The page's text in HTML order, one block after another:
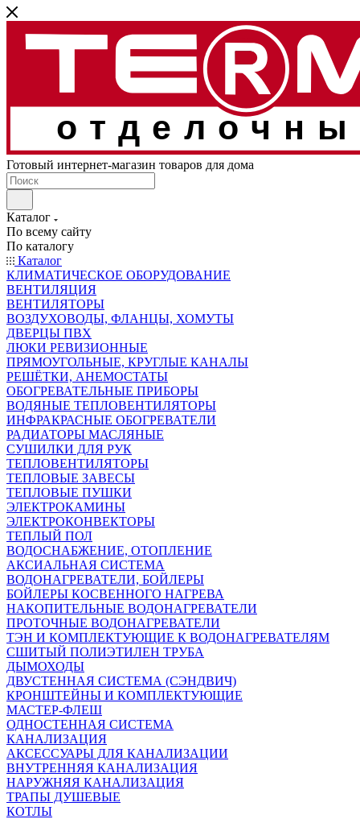
Готовый интернет-магазин товаров для дома
Каталог
По всему сайту
По каталогу
Каталог
КЛИМАТИЧЕСКОЕ ОБОРУДОВАНИЕ
ВЕНТИЛЯЦИЯ
ВЕНТИЛЯТОРЫ
ВОЗДУХОВОДЫ, ФЛАНЦЫ, ХОМУТЫ
ДВЕРЦЫ ПВХ
ЛЮКИ РЕВИЗИОННЫЕ
ПРЯМОУГОЛЬНЫЕ, КРУГЛЫЕ КАНАЛЫ
РЕШЁТКИ, АНЕМОСТАТЫ
ОБОГРЕВАТЕЛЬНЫЕ ПРИБОРЫ
ВОДЯНЫЕ ТЕПЛОВЕНТИЛЯТОРЫ
ИНФРАКРАСНЫЕ ОБОГРЕВАТЕЛИ
РАДИАТОРЫ МАСЛЯНЫЕ
СУШИЛКИ ДЛЯ РУК
ТЕПЛОВЕНТИЛЯТОРЫ
ТЕПЛОВЫЕ ЗАВЕСЫ
ТЕПЛОВЫЕ ПУШКИ
ЭЛЕКТРОКАМИНЫ
ЭЛЕКТРОКОНВЕКТОРЫ
ТЕПЛЫЙ ПОЛ
ВОДОСНАБЖЕНИЕ, ОТОПЛЕНИЕ
АКСИАЛЬНАЯ СИСТЕМА
ВОДОНАГРЕВАТЕЛИ, БОЙЛЕРЫ
БОЙЛЕРЫ КОСВЕННОГО НАГРЕВА
НАКОПИТЕЛЬНЫЕ ВОДОНАГРЕВАТЕЛИ
ПРОТОЧНЫЕ ВОДОНАГРЕВАТЕЛИ
ТЭН И КОМПЛЕКТУЮЩИЕ К ВОДОНАГРЕВАТЕЛЯМ
СШИТЫЙ ПОЛИЭТИЛЕН ТРУБА
ДЫМОХОДЫ
ДВУСТЕННАЯ СИСТЕМА (СЭНДВИЧ)
КРОНШТЕЙНЫ И КОМПЛЕКТУЮЩИЕ
МАСТЕР-ФЛЕШ
ОДНОСТЕННАЯ СИСТЕМА
КАНАЛИЗАЦИЯ
АКСЕССУАРЫ ДЛЯ КАНАЛИЗАЦИИ
ВНУТРЕННЯЯ КАНАЛИЗАЦИЯ
НАРУЖНЯЯ КАНАЛИЗАЦИЯ
ТРАПЫ ДУШЕВЫЕ
КОТЛЫ